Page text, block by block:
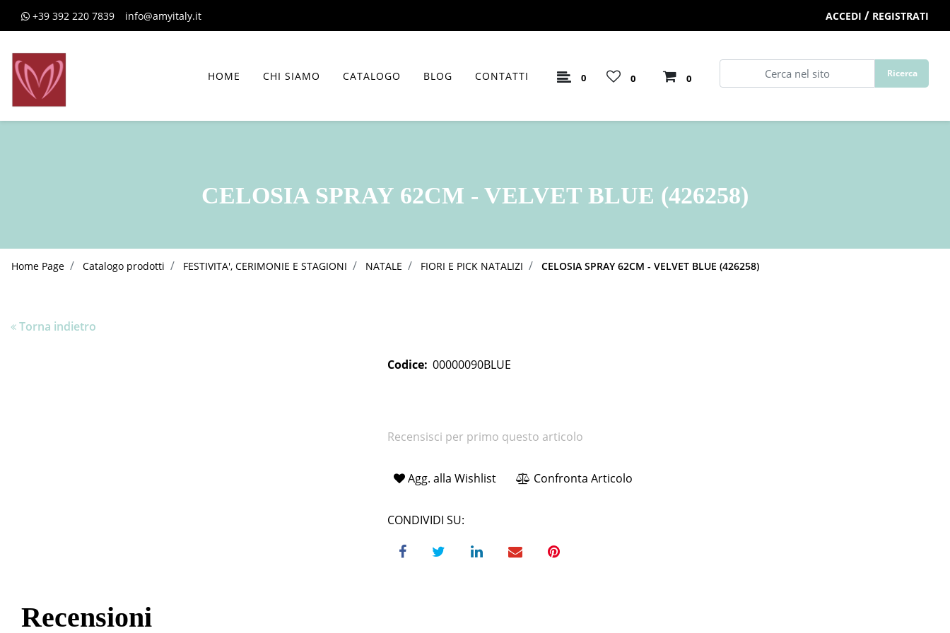
+39 392 220 7839 info@amyitaly.it ACCEDI / REGISTRATI
HOME CHI SIAMO CATALOGO BLOG CONTATTI 0 0 0
CELOSIA SPRAY 62CM - VELVET BLUE (426258)
Home Page Catalogo prodotti FESTIVITA', CERIMONIE E STAGIONI NATALE FIORI E PICK NATALIZI CELOSIA SPRAY 62CM - VELVET BLUE (426258)
Torna indietro
Codice: 00000090BLUE
Recensisci per primo questo articolo
Agg. alla Wishlist Confronta Articolo
CONDIVIDI SU:
Recensioni